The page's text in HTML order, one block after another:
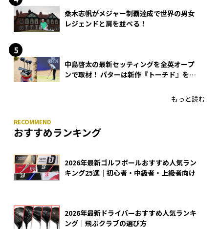
桑木志帆がメジャー制覇達成で世界の男女
レジェンドと肩を並べる！
中島啓太の最新セッティングを全英オープ
ンで取材！ パターは新作『トーチド』を投
もっと読む
おすすめランキング
2026年最新ゴルフボールおすすめ人気ラン
キング25選｜初心者・中級者・上級者向け
2026年最新ドライバーおすすめ人気ランキ
ング｜飛ぶクラブの選び方